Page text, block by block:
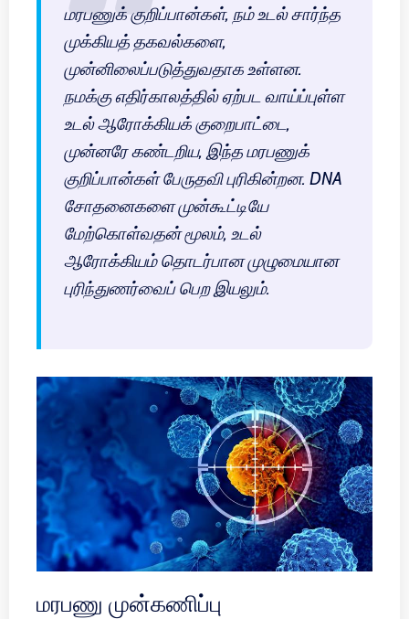
மரபணுக் குறிப்பான்கள், நம் உடல் சார்ந்த
முக்கியத் தகவல்களை,
முன்னிலைப்படுத்துவதாக உள்ளன.
நமக்கு எதிர்காலத்தில் ஏற்பட வாய்ப்புள்ள
உடல் ஆரோக்கியக் குறைபாட்டை,
முன்னரே கண்டறிய, இந்த மரபணுக்
குறிப்பான்கள் பேருதவி புரிகின்றன. DNA
சோதனைகளை முன்கூட்டியே
மேற்கொள்வதன் மூலம், உடல்
ஆரோக்கியம் தொடர்பான முழுமையான
புரிந்துணர்வைப் பெற இயலும்.
மரபணு முன்கணிப்பு